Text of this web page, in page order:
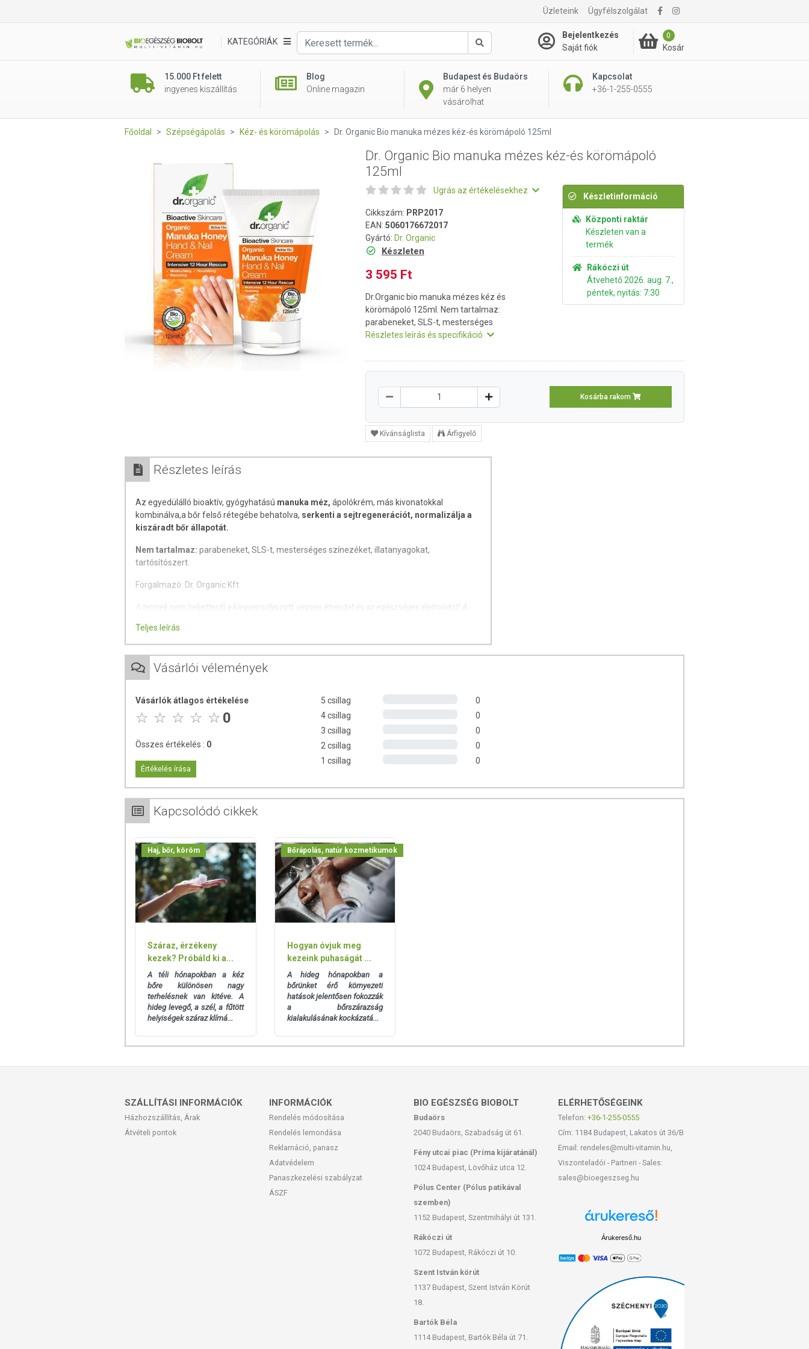
Üzleteink Ügyfélszolgálat
KATEGÓRIÁK
Keresés
Bejelentkezés
Saját fiók
0
Kosár
15.000 Ft felett
ingyenes kiszállítás
Blog
Online magazin
Budapest és Budaörs
már 6 helyen
vásárolhat
Kapcsolat
+36-1-255-0555
3 595 Ft Kosárba rakom
Főoldal Szépségápolás Kéz- és körömápolás Dr. Organic Bio manuka mézes kéz-és körömápoló 125ml
Dr. Organic Bio manuka mézes kéz-és körömápoló
125ml
Ugrás az értékelésekhez
Cikkszám: PRP2017
EAN: 5060176672017
Gyártó: Dr. Organic
Készleten
3 595 Ft
Dr.Organic bio manuka mézes kéz és
körömápoló 125ml. Nem tartalmaz:
parabeneket, SLS-t, mesterséges
Részletes leírás és specifikáció
Készletinformáció
Központi raktár
Készleten van a
termék
Rákóczi út
Átvehető 2026. aug. 7.,
péntek, nyitás: 7:30
Kosárba rakom
Kívánságlista Árfigyelő
Részletes leírás
Az egyedülálló bioaktív, gyógyhatású manuka méz, ápolókrém, más kivonatokkal
kombinálva,a bőr felső rétegébe behatolva, serkenti a sejtregenerációt, normalizálja a
kiszáradt bőr állapotát.
Nem tartalmaz: parabeneket, SLS-t, mesterséges színezéket, illatanyagokat,
tartósítószert.
Forgalmazó: Dr. Organic Kft
A termék nem helyettesíti a kiegyensúlyozott, vegyes étrendet és az egészséges életmódot! A
Betegség esetén használatát beszélje meg kezelőorvosával. Kisgyermektől elzárva tartandó!
Teljes leírás
Vásárlói vélemények
Vásárlók átlagos értékelése
0
Összes értékelés : 0
Értékelés írása
5 csillag
0
4 csillag
0
3 csillag
0
2 csillag
0
1 csillag
0
Kapcsolódó cikkek
Haj, bőr, köröm
Száraz, érzékeny
kezek? Próbáld ki a...
A téli hónapokban a kéz
bőre különösen nagy
terhelésnek van kitéve. A
hideg levegő, a szél, a fűtött
helyiségek száraz klímá...
Bőrápolás, natúr kozmetikumok
Hogyan óvjuk meg
kezeink puhaságát ...
A hideg hónapokban a
bőrünket érő környezeti
hatások jelentősen fokozzák
a bőrszárazság
kialakulásának kockázatá...
SZÁLLÍTÁSI INFORMÁCIÓK
Házhozszállítás, Árak
Átvételi pontok
INFORMÁCIÓK
Rendelés módosítása
Rendelés lemondása
Reklamáció, panasz
Adatvédelem
Panaszkezelési szabályzat
ÁSZF
BIO EGÉSZSÉG BIOBOLT
Budaörs
2040 Budaörs, Szabadság út 61.
Fény utcai piac (Príma kijáratánál)
1024 Budapest, Lövőház utca 12.
Pólus Center (Pólus patikával
szemben)
1152 Budapest, Szentmihályi út 131.
Rákóczi út
1072 Budapest, Rákóczi út 10.
Szent István körút
1137 Budapest, Szent István Körút
18.
Bartók Béla
1114 Budapest, Bartók Béla út 71.
ELÉRHETŐSÉGEINK
Telefon: +36-1-255-0555
Cím: 1184 Budapest, Lakatos út 36/B
Email: rendeles@multi-vitamin.hu,
Viszonteladói - Partneri - Sales:
sales@bioegeszseg.hu
Árukereső.hu